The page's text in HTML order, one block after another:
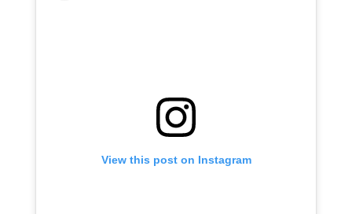
View this post on Instagram